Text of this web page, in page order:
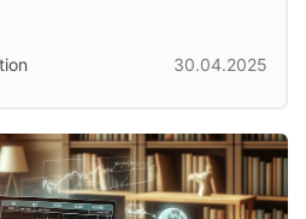
30.04.2025